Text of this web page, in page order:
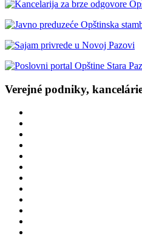
Verejné podniky,